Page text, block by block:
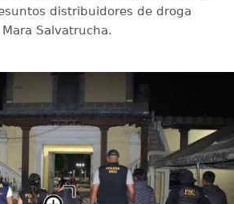
distribuidores de droga
Salvatrucha.